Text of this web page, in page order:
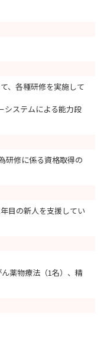
各種研修を実施して
システムによる能力段
修に係る資格取得の
目の新人を支援してい
薬物療法（1名）、精